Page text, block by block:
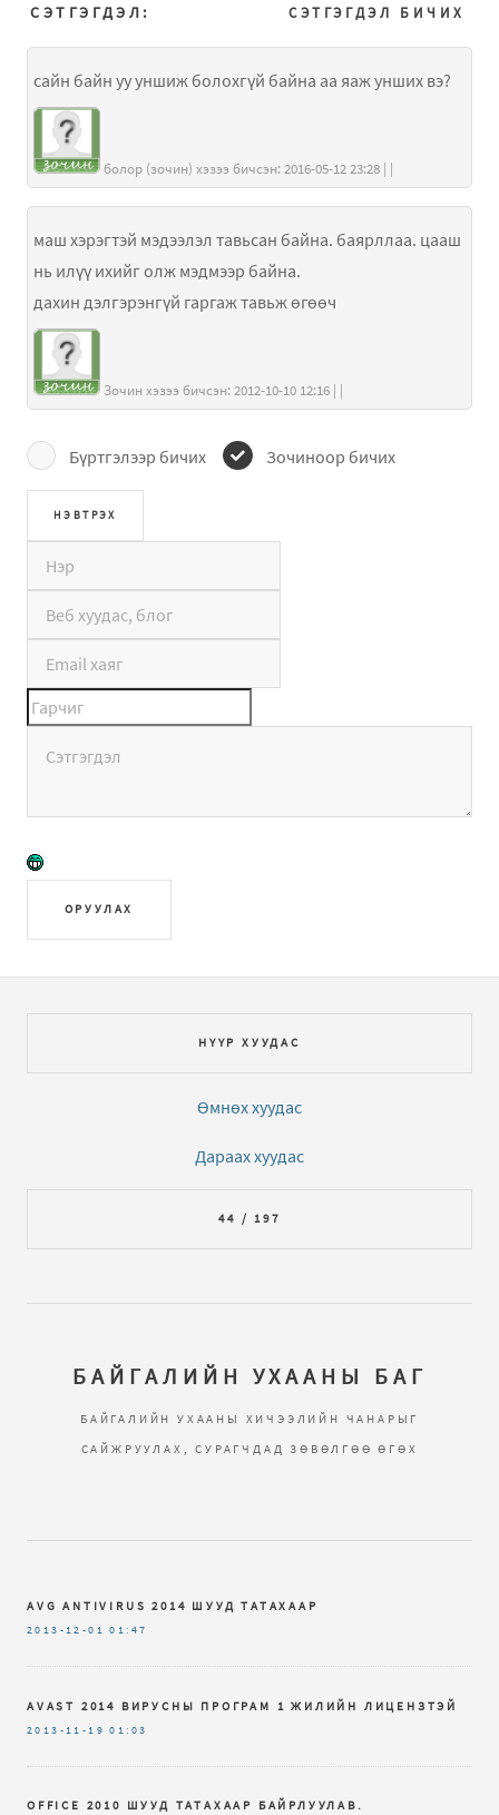
СЭТГЭГДЭЛ БИЧИХ
СЭТГЭГДЭЛ:
сайн байн уу уншиж болохгүй байна аа яаж унших вэ?
болор (зочин) хэзээ бичсэн: 2016-05-12 23:28 | |
маш хэрэгтэй мэдээлэл тавьсан байна. баярллаа. цааш
нь илүү ихийг олж мэдмээр байна.
дахин дэлгэрэнгүй гаргаж тавьж өгөөч
Зочин хэзээ бичсэн: 2012-10-10 12:16 | |
Бүртгэлээр бичих Зочиноор бичих
ОРУУЛАХ
НҮҮР ХУУДАС
Өмнөх хуудас
Дараах хуудас
44 / 197
БАЙГАЛИЙН УХААНЫ БАГ
БАЙГАЛИЙН УХААНЫ ХИЧЭЭЛИЙН ЧАНАРЫГ
САЙЖРУУЛАХ, СУРАГЧДАД ЗӨВӨЛГӨӨ ӨГӨХ
AVG ANTIVIRUS 2014 ШУУД ТАТАХААР
2013-12-01 01:47
AVAST 2014 ВИРУСНЫ ПРОГРАМ 1 ЖИЛИЙН ЛИЦЕНЗТЭЙ
2013-11-19 01:03
OFFICE 2010 ШУУД ТАТАХААР БАЙРЛУУЛАВ.